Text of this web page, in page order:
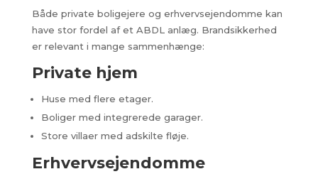
Både private boligejere og erhvervsejendomme kan
have stor fordel af et ABDL anlæg. Brandsikkerhed
er relevant i mange sammenhænge:
Private hjem
Huse med flere etager.
Boliger med integrerede garager.
Store villaer med adskilte fløje.
Erhvervsejendomme